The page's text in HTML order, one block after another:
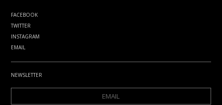
FACEBOOK
TWITTER
INSTAGRAM
EMAIL
NEWSLETTER